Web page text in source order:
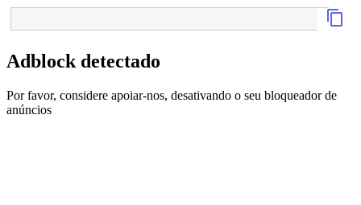
Adblock detectado
Por favor, considere apoiar-nos, desativando o seu bloqueador de
anúncios